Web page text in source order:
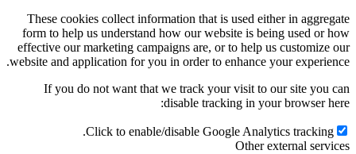
These cookies collect information that is used either in
form to help us understand how our website is being used or
effective our marketing campaigns are, or to help us
website and application for you in order to enhance your
If you do not want that we track your visit to our site you
disable tracking in your browser
Click to enable/disable Google Analytics
Other external